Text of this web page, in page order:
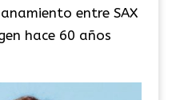
entre SAX
hace 60 años